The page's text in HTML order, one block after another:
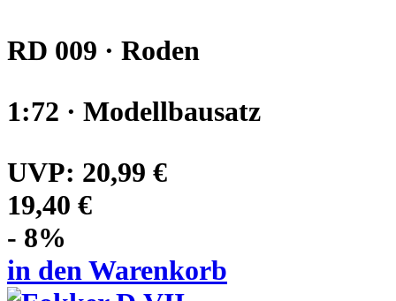
RD 009 · Roden
1:72 · Modellbausatz
UVP: 20,99 €
19,40 €
- 8%
in den Warenkorb